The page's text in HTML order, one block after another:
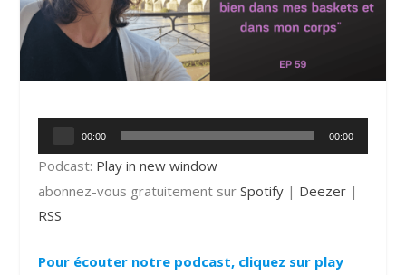
audio
00:00 00:00
Podcast: Play in new window
abonnez-vous gratuitement surSpotify | Deezer |
RSS
Pour écouter notre podcast, cliquez sur play